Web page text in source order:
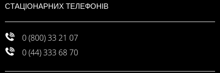
СТАЦІОНАРНИХ ТЕЛЕФОНІВ
0 (800) 33 21 07
0 (44) 333 68 70